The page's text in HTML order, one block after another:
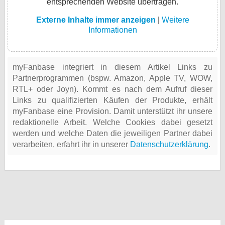
entsprechenden Website übertragen.
Externe Inhalte immer anzeigen
Weitere
Informationen
myFanbase integriert in diesem Artikel Links zu
Partnerprogrammen (bspw. Amazon, Apple TV, WOW,
RTL+ oder Joyn). Kommt es nach dem Aufruf dieser
Links zu qualifizierten Käufen der Produkte, erhält
myFanbase eine Provision. Damit unterstützt ihr unsere
redaktionelle Arbeit. Welche Cookies dabei gesetzt
werden und welche Daten die jeweiligen Partner dabei
verarbeiten, erfahrt ihr in unserer Datenschutzerklärung.